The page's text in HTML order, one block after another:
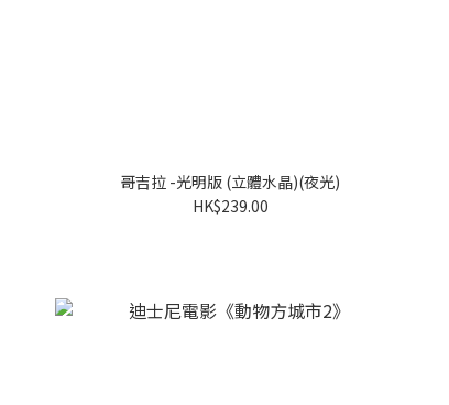
哥吉拉 -光明版 (立體水晶)(夜光)
HK$239.00